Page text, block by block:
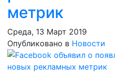
метрик
Среда, 13 Март 2019
Опубликовано в Новости